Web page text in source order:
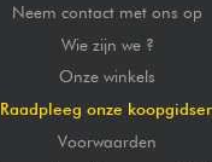
Neem contact met ons op
Wie zijn we ?
Onze winkels
Raadpleeg onze
Voorwaarden